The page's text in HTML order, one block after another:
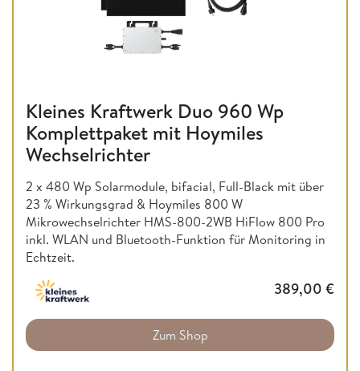
Kleines Kraftwerk Duo 960 Wp
Komplettpaket mit Hoymiles
Wechselrichter
2 x 480 Wp Solarmodule, bifacial, Full-Black mit über
23 % Wirkungsgrad & Hoymiles 800 W
Mikrowechselrichter HMS-800-2WB HiFlow 800 Pro
inkl. WLAN und Bluetooth-Funktion für Monitoring in
Echtzeit.
389,00 €
Zum Shop